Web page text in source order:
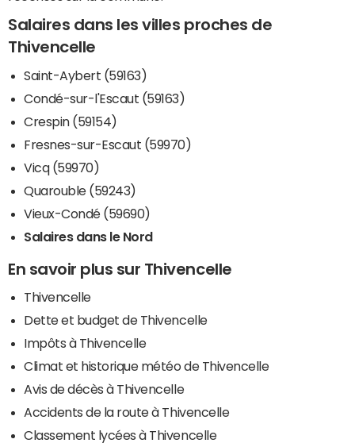
Salaires dans les villes proches de
Thivencelle
Saint-Aybert (59163)
Condé-sur-l'Escaut (59163)
Crespin (59154)
Fresnes-sur-Escaut (59970)
Vicq (59970)
Quarouble (59243)
Vieux-Condé (59690)
Salaires dans le Nord
En savoir plus sur Thivencelle
Thivencelle
Dette et budget de Thivencelle
Impôts à Thivencelle
Climat et historique météo de Thivencelle
Avis de décès à Thivencelle
Accidents de la route à Thivencelle
Classement lycées à Thivencelle